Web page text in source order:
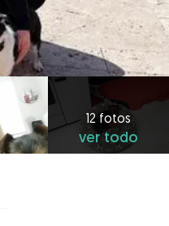
12 fotos
ver todo
Cuidadores de perros en